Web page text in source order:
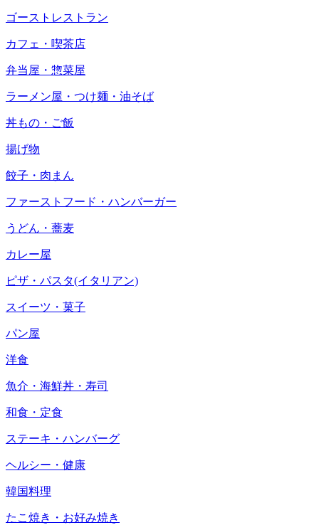
ゴーストレストラン
カフェ・喫茶店
弁当屋・惣菜屋
ラーメン屋・つけ麺・油そば
丼もの・ご飯
揚げ物
餃子・肉まん
ファーストフード・ハンバーガー
うどん・蕎麦
カレー屋
ピザ・パスタ(イタリアン)
スイーツ・菓子
パン屋
洋食
魚介・海鮮丼・寿司
和食・定食
ステーキ・ハンバーグ
ヘルシー・健康
韓国料理
たこ焼き・お好み焼き